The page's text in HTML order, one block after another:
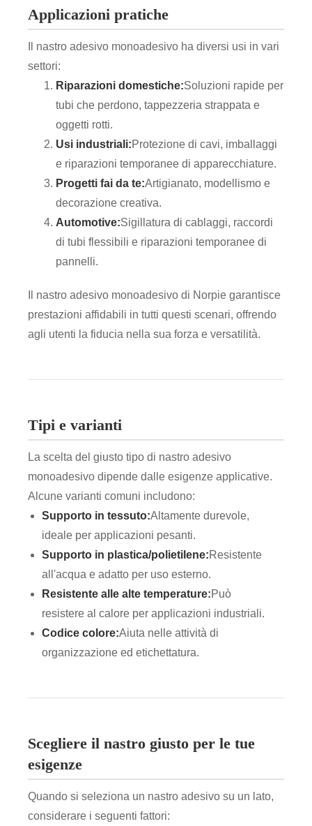
Applicazioni pratiche
Il nastro adesivo monoadesivo ha diversi usi in vari
settori:
Riparazioni domestiche:Soluzioni rapide per
tubi che perdono, tappezzeria strappata e
oggetti rotti.
Usi industriali:Protezione di cavi, imballaggi
e riparazioni temporanee di apparecchiature.
Progetti fai da te:Artigianato, modellismo e
decorazione creativa.
Automotive:Sigillatura di cablaggi, raccordi
di tubi flessibili e riparazioni temporanee di
pannelli.
Il nastro adesivo monoadesivo di Norpie garantisce
prestazioni affidabili in tutti questi scenari, offrendo
agli utenti la fiducia nella sua forza e versatilità.
Tipi e varianti
La scelta del giusto tipo di nastro adesivo
monoadesivo dipende dalle esigenze applicative.
Alcune varianti comuni includono:
Supporto in tessuto:Altamente durevole,
ideale per applicazioni pesanti.
Supporto in plastica/polietilene:Resistente
all'acqua e adatto per uso esterno.
Resistente alle alte temperature:Può
resistere al calore per applicazioni industriali.
Codice colore:Aiuta nelle attività di
organizzazione ed etichettatura.
Scegliere il nastro giusto per le tue
esigenze
Quando si seleziona un nastro adesivo su un lato,
considerare i seguenti fattori: